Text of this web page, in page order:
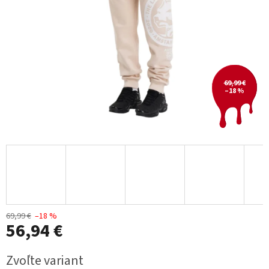
69,99 €
–18 %
69,99 € –18 %
56,94 €
cena:
Zvoľte variant